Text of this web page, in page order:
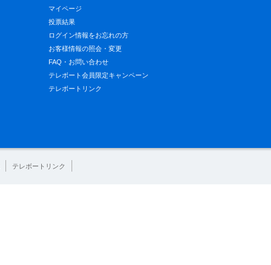
マイページ
投票結果
ログイン情報をお忘れの方
お客様情報の照会・変更
FAQ・お問い合わせ
テレボート会員限定キャンペーン
テレボートリンク
テレボートリンク